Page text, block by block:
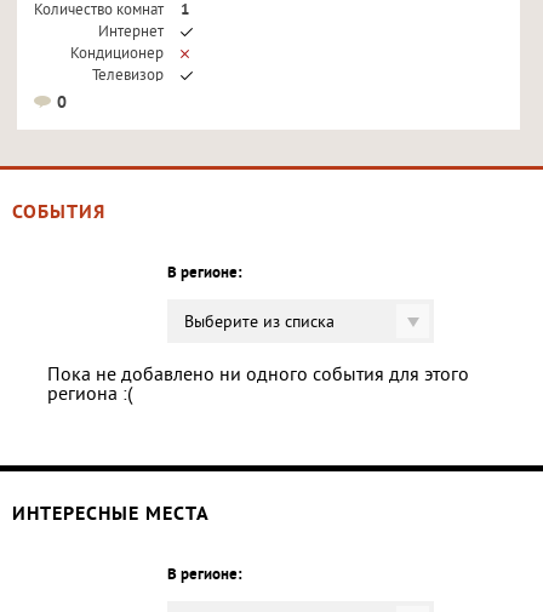
Количество комнат
1
Интернет
Кондиционер
Телевизор
0
СОБЫТИЯ
В регионе:
Выберите из списка
Пока не добавлено ни одного события для этого
региона :(
ИНТЕРЕСНЫЕ МЕСТА
В регионе: